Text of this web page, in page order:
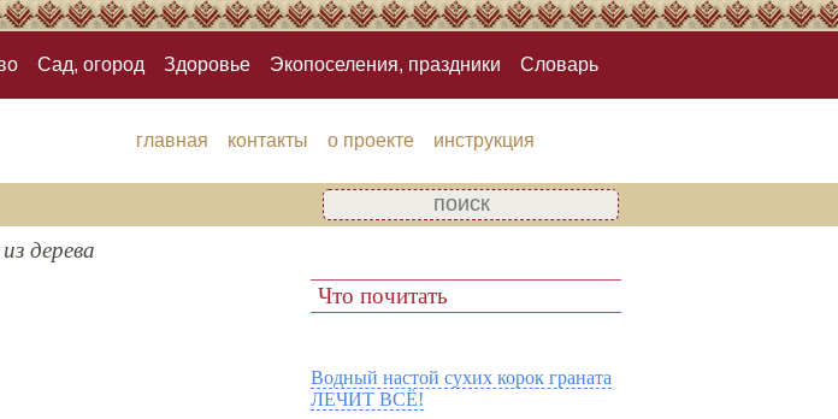
Сад, огород Здоровье Экопоселения, праздники Словарь
главная контакты о проекте инструкция
дерева
Что почитать
Водный настой сухих корок граната
ЛЕЧИТ ВСЁ!